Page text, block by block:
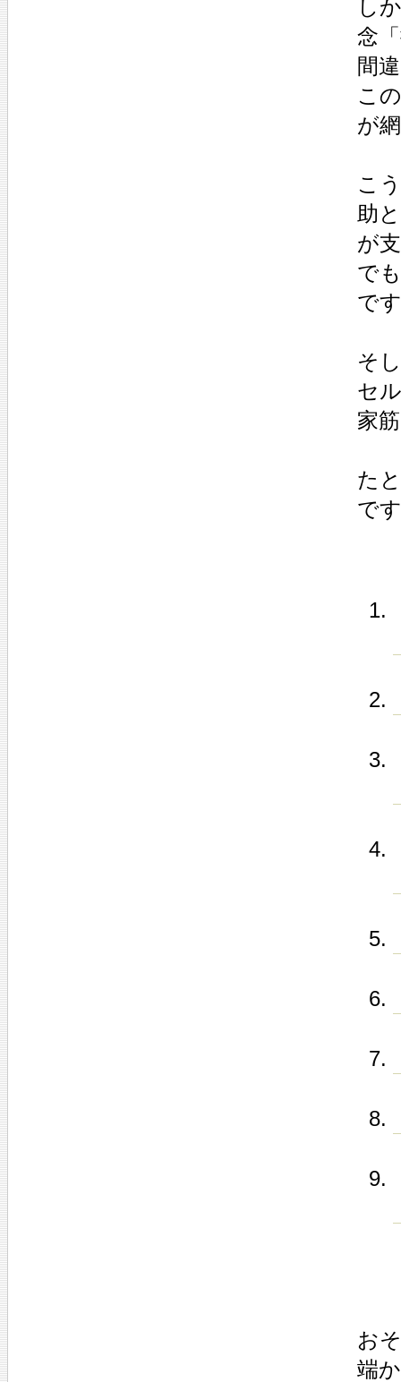
し
念
間
こ
が
こ
助
が
で
で
そ
セ
家
た
で
お
端